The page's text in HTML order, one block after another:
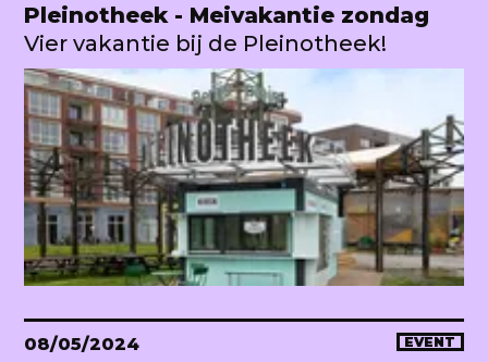
Pleinotheek - Meivakantie zondag
Vier vakantie bij de Pleinotheek!
08/05/2024 EVENT